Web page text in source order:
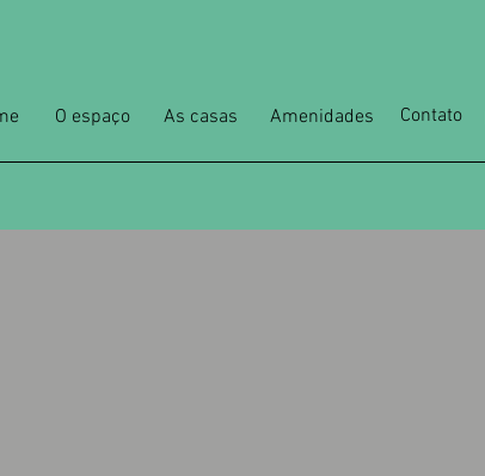
O espaço As casas Amenidades Contato